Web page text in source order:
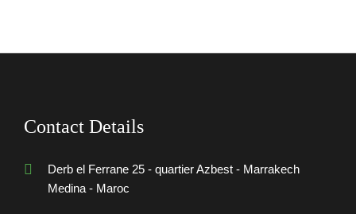
Contact Details
Derb el Ferrane 25 - quartier Azbest - Marrakech
Medina - Maroc